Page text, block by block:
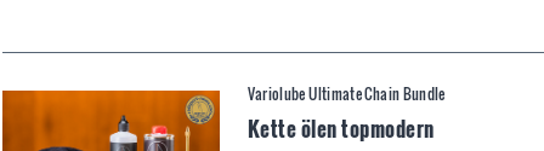
Variolube Ultimate Chain Bundle
Kette ölen topmodern